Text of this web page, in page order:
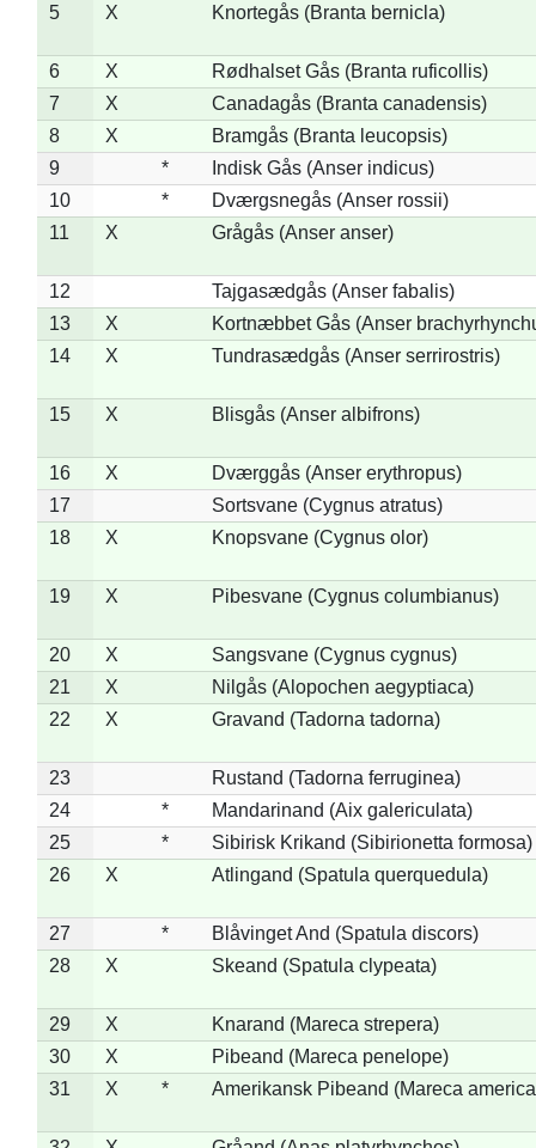
5
X Knortegås (Branta bernicla)
6 X
Rødhalset Gås (Branta ruficollis)
7
X
Canadagås (Branta canadensis)
8
X
Bramgås (Branta leucopsis)
9
*
Indisk Gås (Anser indicus)
10
*
Dværgsnegås (Anser rossii)
11
X Grågås (Anser anser)
12
Tajgasædgås (Anser fabalis)
13
X
Kortnæbbet Gås (Anser
14
X Tundrasædgås (Anser serrirostris)
15 X Blisgås (Anser albifrons)
16 X
Dværggås (Anser erythropus)
17
Sortsvane (Cygnus atratus)
18
X Knopsvane (Cygnus olor)
19 X Pibesvane (Cygnus columbianus)
20 X
Sangsvane (Cygnus cygnus)
21
X
Nilgås (Alopochen aegyptiaca)
22
X Gravand (Tadorna tadorna)
23
Rustand (Tadorna ferruginea)
24
*
Mandarinand (Aix galericulata)
25
*
Sibirisk Krikand (Sibirionetta formosa)
26
X Atlingand (Spatula querquedula)
27 *
Blåvinget And (Spatula discors)
28
X Skeand (Spatula clypeata)
29 X
Knarand (Mareca strepera)
30
X
Pibeand (Mareca penelope)
31
X * Amerikansk Pibeand (Mareca